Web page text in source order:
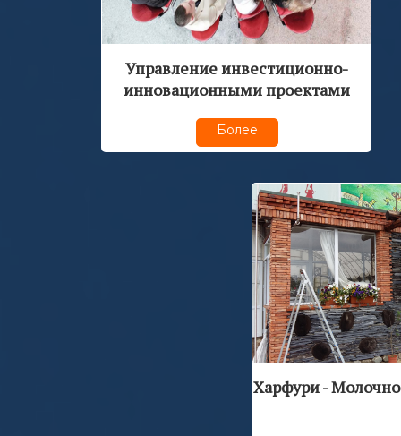
Управление инвестиционно-
инновационными проектами
Более
Харфури -